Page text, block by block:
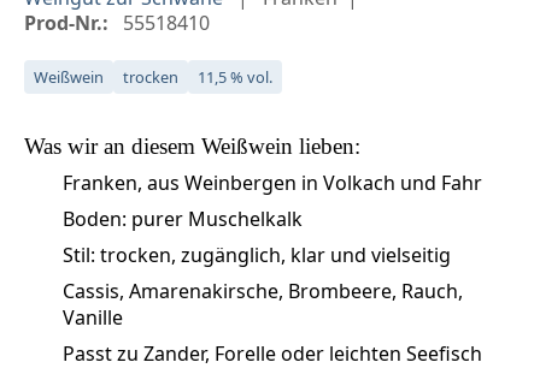
Prod-Nr.:
55518410
Weißwein trocken 11,5 % vol.
Was wir an diesem Weißwein lieben:
Franken, aus Weinbergen in Volkach und Fahr
Boden: purer Muschelkalk
Stil: trocken, zugänglich, klar und vielseitig
Cassis, Amarenakirsche, Brombeere, Rauch,
Vanille
Passt zu Zander, Forelle oder leichten Seefisch